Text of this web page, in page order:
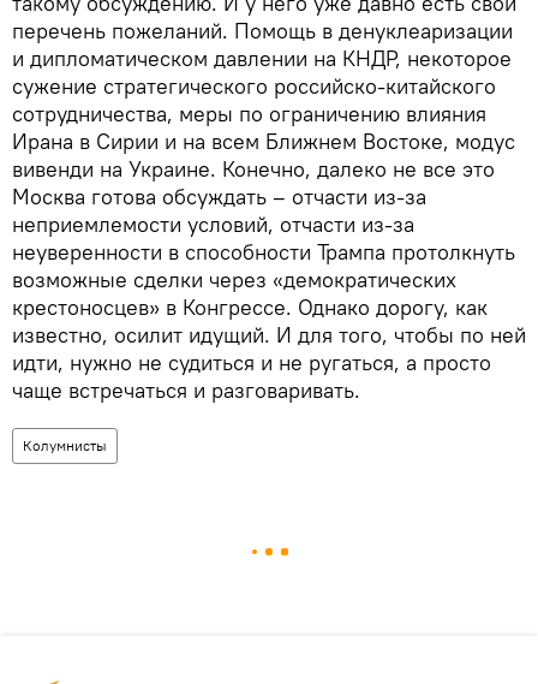
перечень пожеланий. Помощь в денуклеаризации
и дипломатическом давлении на КНДР, некоторое
сужение стратегического российско-китайского
сотрудничества, меры по ограничению влияния
Ирана в Сирии и на всем Ближнем Востоке, модус
вивенди на Украине. Конечно, далеко не все это
Москва готова обсуждать – отчасти из-за
неприемлемости условий, отчасти из-за
неуверенности в способности Трампа протолкнуть
возможные сделки через «демократических
крестоносцев» в Конгрессе. Однако дорогу, как
известно, осилит идущий. И для того, чтобы по ней
идти, нужно не судиться и не ругаться, а просто
чаще встречаться и разговаривать.
Колумнисты